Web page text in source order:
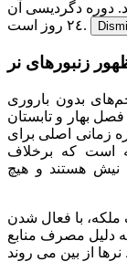
دوره دگرديسی آن
٢٤ روز است.
زنبورهای نر
بدون باروری
بهار و تابستان
زمانی اصلی برای
است که برخلاف
نیش هستند و هیچ
ملکه، با فعال شدن
دلیل مصرف منابع